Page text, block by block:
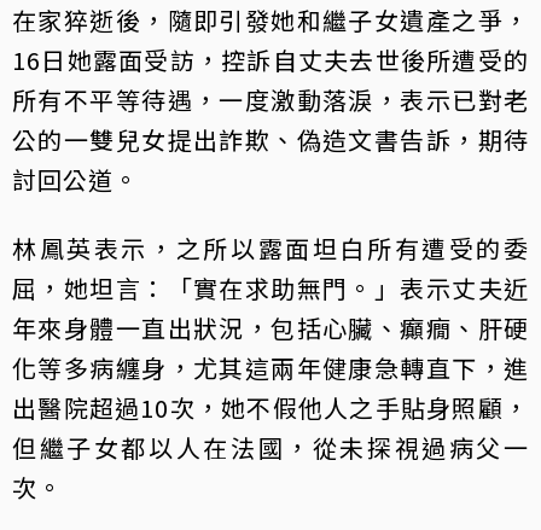
在家猝逝後，隨即引發她和繼子女遺產之爭，
16日她露面受訪，控訴自丈夫去世後所遭受的
所有不平等待遇，一度激動落淚，表示已對老
公的一雙兒女提出詐欺、偽造文書告訴，期待
討回公道。
林鳳英表示，之所以露面坦白所有遭受的委
屈，她坦言：「實在求助無門。」表示丈夫近
年來身體一直出狀況，包括心臟、癲癇、肝硬
化等多病纏身，尤其這兩年健康急轉直下，進
出醫院超過10次，她不假他人之手貼身照顧，
但繼子女都以人在法國，從未探視過病父一
次。